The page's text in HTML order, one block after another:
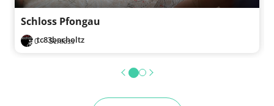
Schloss Pfongau
0 · Schloss
tc83bocholtz